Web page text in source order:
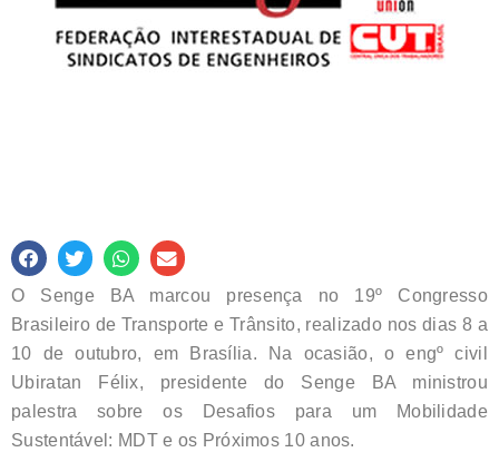
O Senge BA marcou presença no 19º Congresso
Brasileiro de Transporte e Trânsito, realizado nos dias 8 a
10 de outubro, em Brasília. Na ocasião, o engº civil
Ubiratan Félix, presidente do Senge BA ministrou
palestra sobre os Desafios para um Mobilidade
Sustentável: MDT e os Próximos 10 anos.